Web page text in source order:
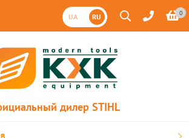
UA RU 0
дилер STIHL